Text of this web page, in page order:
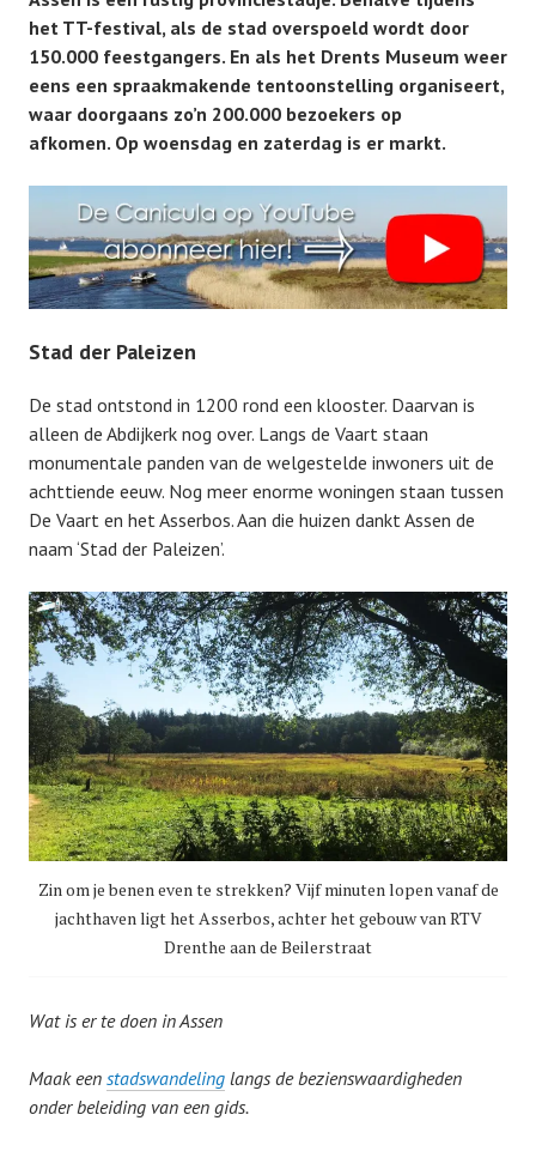
het TT-festival, als de stad overspoeld wordt door
150.000 feestgangers. En als het Drents Museum weer
eens een spraakmakende tentoonstelling organiseert,
waar doorgaans zo’n 200.000 bezoekers op
afkomen. Op woensdag en zaterdag is er markt.
Stad der Paleizen
De stad ontstond in 1200 rond een klooster. Daarvan is
alleen de Abdijkerk nog over. Langs de Vaart staan
monumentale panden van de welgestelde inwoners uit de
achttiende eeuw. Nog meer enorme woningen staan tussen
De Vaart en het Asserbos. Aan die huizen dankt Assen de
naam ‘Stad der Paleizen’.
Zin om je benen even te strekken? Vijf minuten lopen vanaf de
jachthaven ligt het Asserbos, achter het gebouw van RTV
Drenthe aan de Beilerstraat
Wat is er te doen in Assen
Maak een stadswandeling langs de bezienswaardigheden
onder beleiding van een gids.